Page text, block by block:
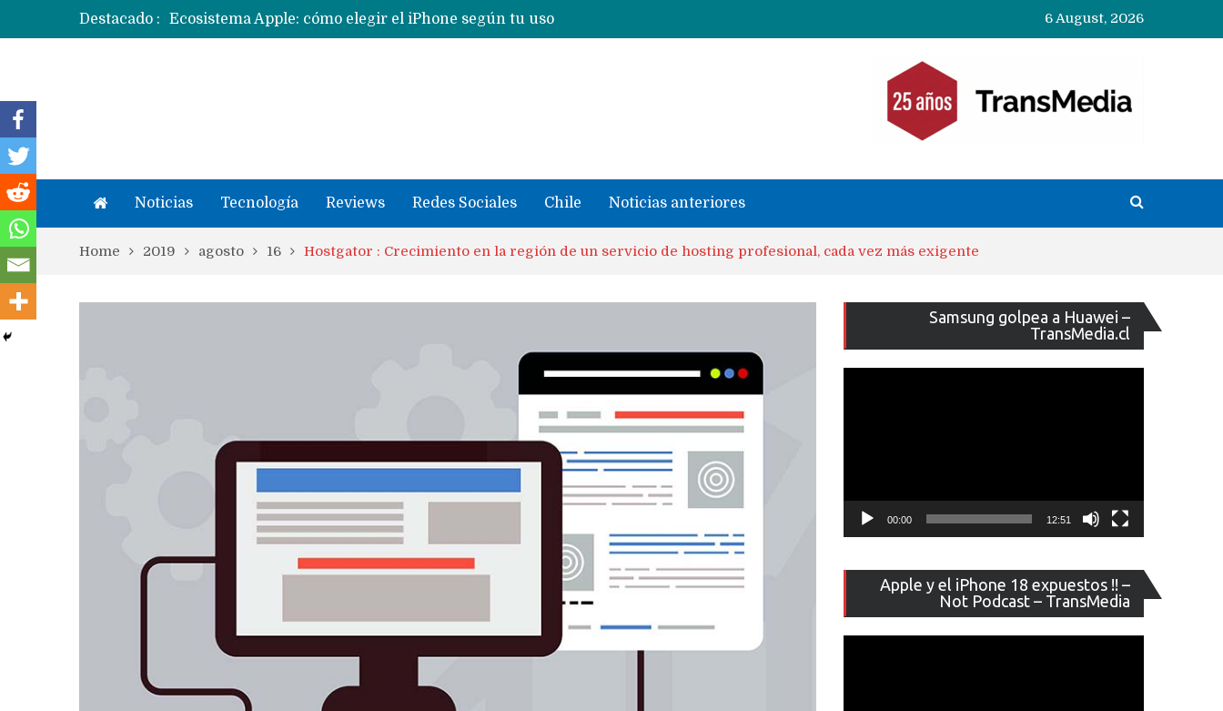
Destacado :
Apple dice que más ex empleados se llevaron datos confidenciales a OpenAI
6 August, 2026
Noticias Tecnología Reviews Redes Sociales Chile Noticias anteriores
Home 2019 agosto 16 Hostgator : Crecimiento en la región de un servicio de hosting profesional, cada vez más exigente
Samsung golpea a Huawei –
TransMedia.cl
de
vídeo
00:00 12:51
Apple y el iPhone 18 expuestos !! –
Not Podcast – TransMedia
de
vídeo